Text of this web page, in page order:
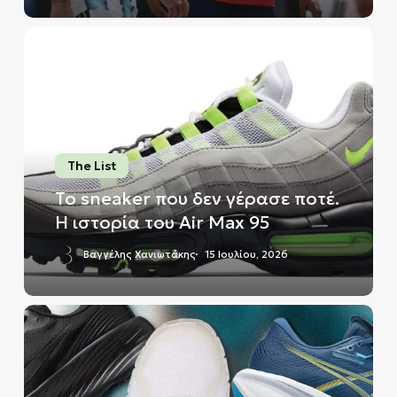
ιστορία
του
95
The List
Το sneaker που δεν γέρασε ποτέ.
H ιστορία του Air Max 95
Βαγγέλης Χανιωτάκης 15 Ιουλίου, 2026
Τα
travel
sneakers
για